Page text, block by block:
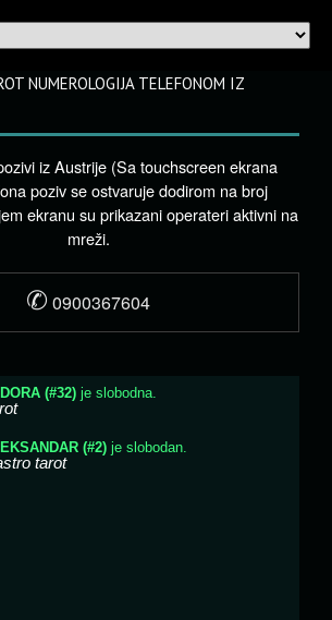
NUMEROLOGIJA TELEFONOM IZ
iz Austrije (Sa touchscreen ekrana
poziv se ostvaruje dodirom na broj
ekranu su prikazani operateri aktivni na
mreži.
✆ 0900367604